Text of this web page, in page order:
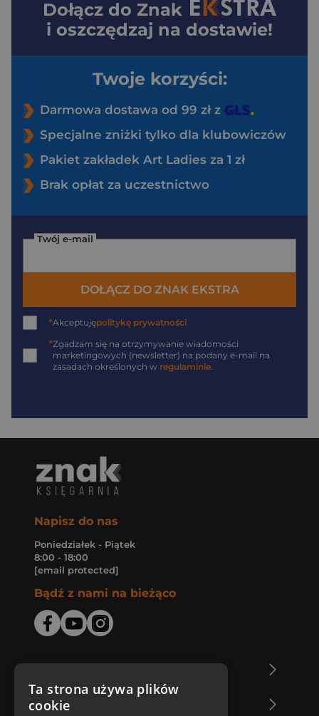
Dołącz do Znak
i oszczędzaj na dostawie!
Twoje korzyści:
Darmowa dostawa od 99 zł z
Specjalne zniżki tylko dla klubowiczów
Pakiet zakładek Art Ladies za 1 zł
Brak opłat za uczestnictwo
Twój e-mail
DOŁĄCZ DO ZNAK EKSTRA
*Akceptujępolitykę prywatności
*Zgadzam się na otrzymywanie wiadomości
marketingowych (newsletter) na podany e-mail na
zasadach określonych w regulaminie.
Napisz do nas
Poniedziałek - Piątek
8:00 - 18:00
[email protected]
Bądź z nami na bieżąco
Zakupy u nas
Ta strona używa plików
cookie